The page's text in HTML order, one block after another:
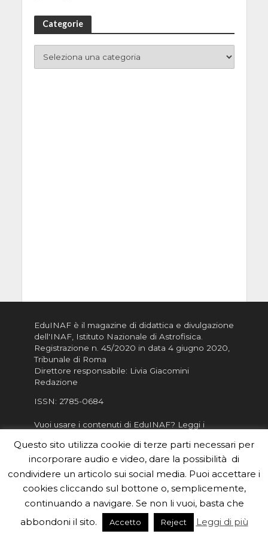
Categorie
EduINAF è il magazine di didattica e divulgazione
dell'INAF, Istituto Nazionale di Astrofisica
Registrazione n. 45/2020 in data 4 giugno 2020,
Tribunale di Roma
Direttore responsabile: Livia Giacomini
Redazione
ISSN: 2785-0684
Vuoi usare i contenuti di EduINAF? Leggi i
Informativa sulla Privacy
Informatva sui Cookie
Per la rubrica de l'Astronomo risponde, per
inviarci le tue foto o i tuoi contributi, scrivici a
redazione.edu [chiocciola] inaf.it oppure
il form
Questo sito utilizza cookie di terze parti necessari per
incorporare audio e video, dare la possibilità di
condividere un articolo sui social media. Puoi accettare i
cookies cliccando sul bottone o, semplicemente,
continuando a navigare. Se non li vuoi, basta che
abbondoni il sito.
Accetto Reject Leggi di più